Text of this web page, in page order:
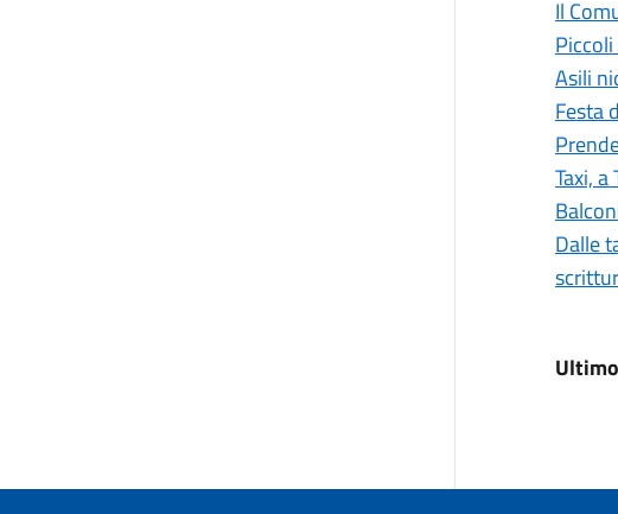
Il
Asili
Festa
Taxi,
Dalle